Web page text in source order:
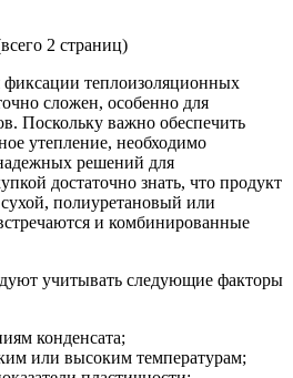
2 страниц)
теплоизоляционных
сложен, особенно для
Поскольку важно обеспечить
утепление, необходимо
решений для
достаточно знать, что продукт
полиуретановый или
и комбинированные
учитывать следующие факторы
конденсата;
или высоким температурам;